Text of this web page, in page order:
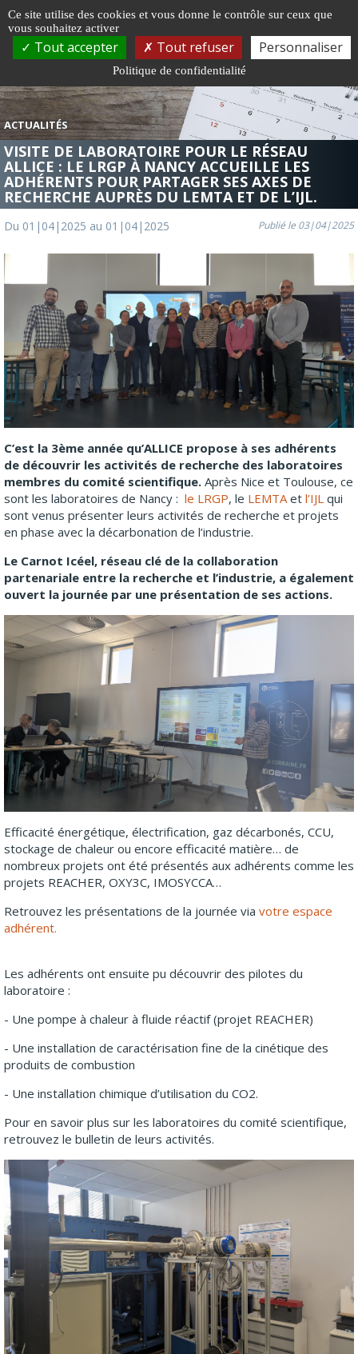
ACTUALITÉS
VISITE DE LABORATOIRE POUR LE RÉSEAU
ALLICE : LE LRGP À NANCY ACCUEILLE LES
ADHÉRENTS POUR PARTAGER SES AXES DE
RECHERCHE AUPRÈS DU LEMTA ET DE L’IJL.
Du 01|04|2025 au 01|04|2025 Publié le 03|04|2025
C’est la 3ème année qu’ALLICE propose à ses adhérents
de découvrir les activités de recherche des laboratoires
membres du comité scientifique. Après Nice et Toulouse, ce
sont les laboratoires de Nancy : le LRGP, le LEMTA et l’IJL qui
sont venus présenter leurs activités de recherche et projets
en phase avec la décarbonation de l’industrie.
Le Carnot Icéel, réseau clé de la collaboration
partenariale entre la recherche et l’industrie, a également
ouvert la journée par une présentation de ses actions.
Efficacité énergétique, électrification, gaz décarbonés, CCU,
stockage de chaleur ou encore efficacité matière… de
nombreux projets ont été présentés aux adhérents comme les
projets REACHER, OXY3C, IMOSYCCA…
Retrouvez les présentations de la journée via votre espace
adhérent.
Les adhérents ont ensuite pu découvrir des pilotes du
laboratoire :
- Une pompe à chaleur à fluide réactif (projet REACHER)
- Une installation de caractérisation fine de la cinétique des
produits de combustion
- Une installation chimique d’utilisation du CO2.
Pour en savoir plus sur les laboratoires du comité scientifique,
retrouvez le bulletin de leurs activités.
Gestion de vos préférences sur les cookies
Ce site utilise des cookies et vous donne le contrôle sur ceux que
vous souhaitez activer
Tout accepter Tout refuser Personnaliser
Politique de confidentialité